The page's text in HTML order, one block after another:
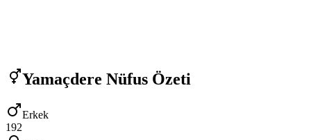
Yamaçdere Nüfus Özeti
Erkek
192